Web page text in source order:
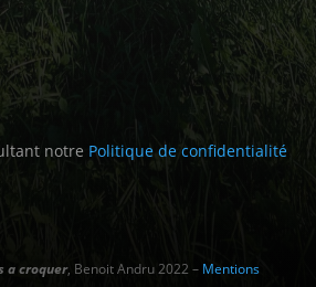
notre Politique de confidentialité
a croquer, Benoit Andru 2022 – Mentions